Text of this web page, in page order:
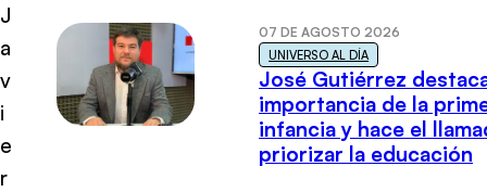
J
a
v
i
e
r
07 DE AGOSTO 2026
UNIVERSO AL DÍA
José Gutiérrez
importancia de la
infancia y hace el
priorizar la educación